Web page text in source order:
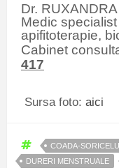
Dr.
Medic
apifitoterapie,
Cabinet
417
Sursa foto: aici
COADA-
DURERI MENSTRUALE